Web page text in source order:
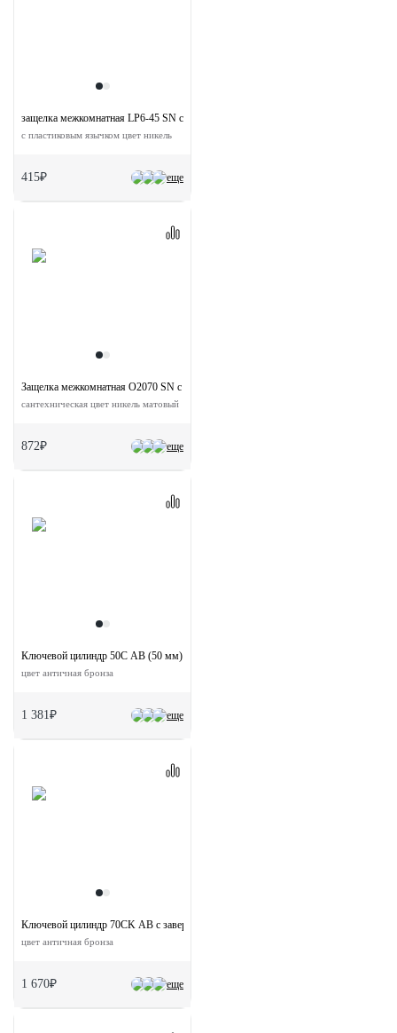
еще
защелка межкомнатная LP6-45 SN с ответной планкой
с пластиковым язычком цвет никель
415₽
еще
Защелка межкомнатная O2070 SN с ответной планкой
сантехническая цвет никель матовый
872₽
еще
Ключевой цилиндр 50C AB (50 мм)
цвет античная бронза
1 381₽
еще
Ключевой цилиндр 70CK AB с заверткой (70 мм)
цвет античная бронза
1 670₽